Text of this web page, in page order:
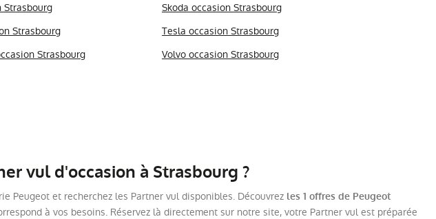
Strasbourg
Skoda occasion Strasbourg
Strasbourg
Tesla occasion Strasbourg
Strasbourg Volvo occasion Strasbourg
vul d'occasion à Strasbourg ?
Peugeot et recherchez les Partner vul disponibles. Découvrez les 1 offres de Peugeot
à vos besoins. Réservez là directement sur notre site, votre Partner vul est préparée